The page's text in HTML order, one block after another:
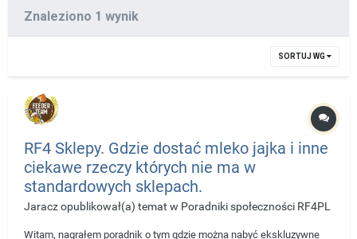
Znaleziono 1 wynik
SORTUJ WG
RF4 Sklepy. Gdzie dostać mleko jajka i inne
ciekawe rzeczy których nie ma w
standardowych sklepach.
Jaraczopublikował(a) temat w Poradniki społeczności RF4PL
Witam, nagrałem poradnik o tym gdzie można nabyć ekskluzywne